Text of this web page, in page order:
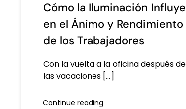
Cómo la Iluminación Influye
en el Ánimo y Rendimiento
de los Trabajadores
Con la vuelta a la oficina después de
las vacaciones [...]
Continue reading